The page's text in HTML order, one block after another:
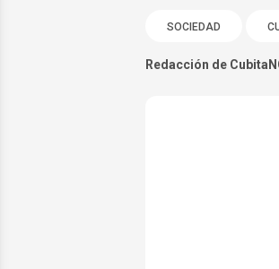
SOCIEDAD
Redacción de